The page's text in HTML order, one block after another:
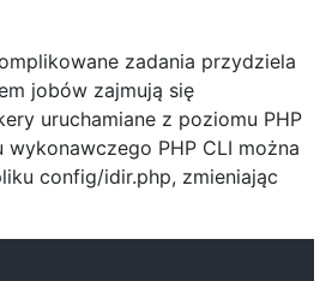
zadania przydziela
jobów zajmują się
uruchamiane z poziomu PHP
wykonawczego PHP CLI można
config/idir.php, zmieniając